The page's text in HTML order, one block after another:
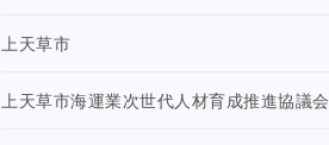
上天草市
上天草市海運業次世代人材育成推進協議会